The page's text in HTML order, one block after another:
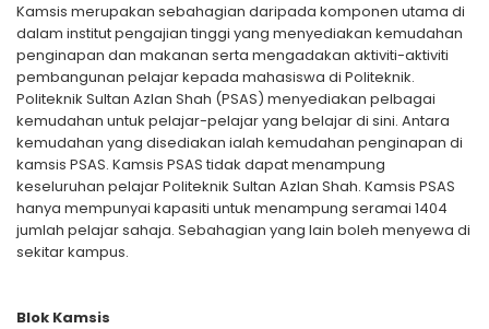
Kamsis merupakan sebahagian daripada komponen utama di
dalam institut pengajian tinggi yang menyediakan kemudahan
penginapan dan makanan serta mengadakan aktiviti-aktiviti
pembangunan pelajar kepada mahasiswa di Politeknik.
Politeknik Sultan Azlan Shah (PSAS) menyediakan pelbagai
kemudahan untuk pelajar-pelajar yang belajar di sini. Antara
kemudahan yang disediakan ialah kemudahan penginapan di
kamsis PSAS. Kamsis PSAS tidak dapat menampung
keseluruhan pelajar Politeknik Sultan Azlan Shah. Kamsis PSAS
hanya mempunyai kapasiti untuk menampung seramai 1404
jumlah pelajar sahaja. Sebahagian yang lain boleh menyewa di
sekitar kampus.
Blok Kamsis